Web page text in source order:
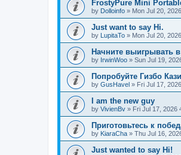
FrostyPure Mini
by Dolloinfo » Mon Jul 20,
Just want to say Hi.
by LupitaTo » Mon Jul 20,
Начните выигрывать
by IrwinWoo » Sun Jul 19,
Попробуйте Гизбо
by GusHavel » Fri Jul 17,
I am the new guy
by VivienBv » Fri Jul 17, 2026
Приготовьтесь к
by KiaraCha » Thu Jul 16,
Just wanted to say Hi!